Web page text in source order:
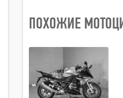
ПОХОЖИЕ